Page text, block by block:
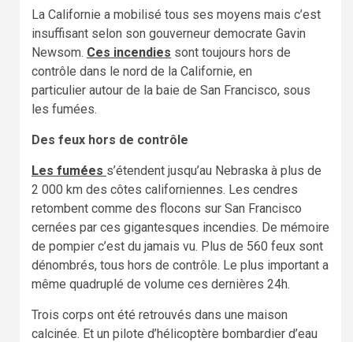
La Californie a mobilisé tous ses moyens mais c’est
insuffisant selon son gouverneur democrate Gavin
Newsom. Ces incendies sont toujours hors de
contrôle dans le nord de la Californie, en
particulier autour de la baie de San Francisco, sous
les fumées.
Des feux hors de contrôle
Les fumées s’étendent jusqu’au Nebraska à plus de
2 000 km des côtes californiennes. Les cendres
retombent comme des flocons sur San Francisco
cernées par ces gigantesques incendies. De mémoire
de pompier c’est du jamais vu. Plus de 560 feux sont
dénombrés, tous hors de contrôle. Le plus important a
même quadruplé de volume ces dernières 24h.
Trois corps ont été retrouvés dans une maison
calcinée. Et un pilote d’hélicoptère bombardier d’eau